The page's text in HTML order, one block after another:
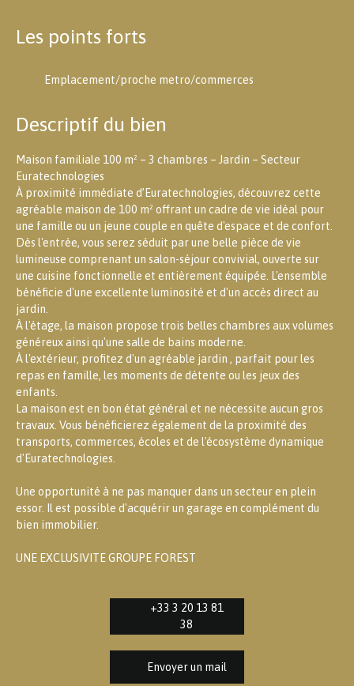
Les points forts
Emplacement/proche metro/commerces
Descriptif du bien
Maison familiale 100 m² – 3 chambres – Jardin – Secteur
Euratechnologies
À proximité immédiate d’Euratechnologies, découvrez cette
agréable maison de 100 m² offrant un cadre de vie idéal pour
une famille ou un jeune couple en quête d'espace et de confort.
Dès l'entrée, vous serez séduit par une belle pièce de vie
lumineuse comprenant un salon-séjour convivial, ouverte sur
une cuisine fonctionnelle et entièrement équipée. L'ensemble
bénéficie d'une excellente luminosité et d'un accès direct au
jardin.
À l'étage, la maison propose trois belles chambres aux volumes
généreux ainsi qu'une salle de bains moderne.
À l'extérieur, profitez d'un agréable jardin , parfait pour les
repas en famille, les moments de détente ou les jeux des
enfants.
La maison est en bon état général et ne nécessite aucun gros
travaux. Vous bénéficierez également de la proximité des
transports, commerces, écoles et de l'écosystème dynamique
d'Euratechnologies.
Une opportunité à ne pas manquer dans un secteur en plein
essor. Il est possible d'acquérir un garage en complément du
bien immobilier.
UNE EXCLUSIVITE GROUPE FOREST
+33 3 20 13 81
38
Envoyer un mail